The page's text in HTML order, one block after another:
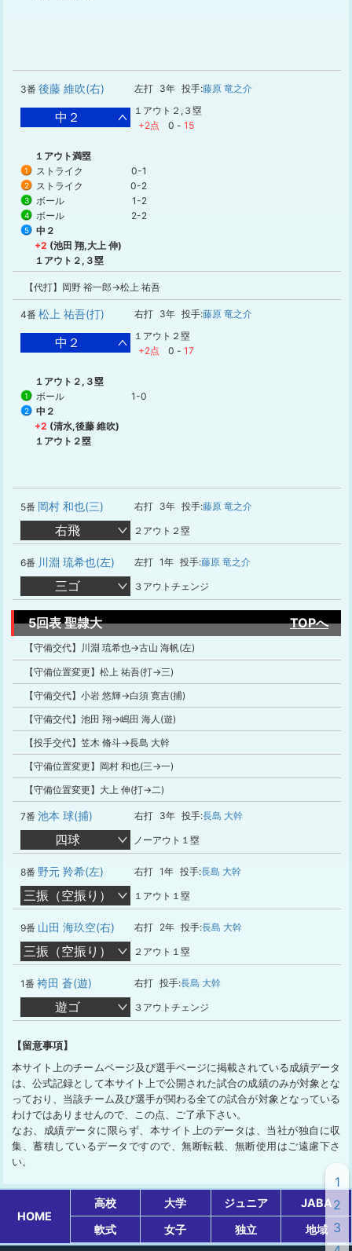
3番 後藤 維吹(右) 左打 3年 投手:藤原 竜之介
中２
１アウト２,３塁
+2点
0 - 15
１アウト満塁
1 ストライク 0-1
2 ストライク 0-2
3 ボール 1-2
4 ボール 2-2
5
中２
+2 (池田 翔,大上 伸)
１アウト２,３塁
【代打】岡野 裕一郎→松上 祐吾
4番 松上 祐吾(打) 右打 3年 投手:藤原 竜之介
中２
１アウト２塁
+2点
0 - 17
１アウト２,３塁
1 ボール 1-0
2
中２
+2 (清水,後藤 維吹)
１アウト２塁
5番 岡村 和也(三) 右打 3年 投手:藤原 竜之介
右飛 ２アウト２塁
6番 川淵 琉希也(左) 左打 1年 投手:藤原 竜之介
三ゴ ３アウトチェンジ
5回表 聖隷大 TOPへ
【守備交代】川淵 琉希也→古山 海帆(左)
【守備位置変更】松上 祐吾(打→三)
【守備交代】小岩 悠輝→白須 寛吉(捕)
【守備交代】池田 翔→嶋田 海人(遊)
【投手交代】笠木 脩斗→長島 大幹
【守備位置変更】岡村 和也(三→一)
【守備位置変更】大上 伸(打→二)
7番 池本 球(捕) 右打 3年 投手:長島 大幹
四球 ノーアウト１塁
8番 野元 羚希(左) 右打 1年 投手:長島 大幹
三振（空振り） １アウト１塁
9番 山田 海玖空(右) 右打 2年 投手:長島 大幹
三振（空振り） ２アウト１塁
1番 袴田 蒼(遊) 右打 投手:長島 大幹
遊ゴ ３アウトチェンジ
【留意事項】
本サイト上のチームページ及び選手ページに掲載されている成績データ
は、公式記録として本サイト上で公開された試合の成績のみが対象とな
っており、当該チーム及び選手が関わる全ての試合が対象となっている
わけではありませんので、この点、ご了承下さい。
なお、成績データに限らず、本サイト上のデータは、当社が独自に収
集、蓄積しているデータですので、無断転載、無断使用はご遠慮下さ
い。
HOME
高校 大学 ジュニア
JABA
軟式
女子 独立 地域
1
2
3